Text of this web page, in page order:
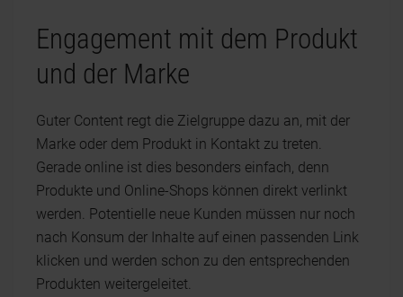
Engagement mit dem Produkt
und der Marke
Guter Content regt die Zielgruppe dazu an, mit der
Marke oder dem Produkt in Kontakt zu treten.
Gerade online ist dies besonders einfach, denn
Produkte und Online-Shops können direkt verlinkt
werden. Potentielle neue Kunden müssen nur noch
nach Konsum der Inhalte auf einen passenden Link
klicken und werden schon zu den entsprechenden
Produkten weitergeleitet.